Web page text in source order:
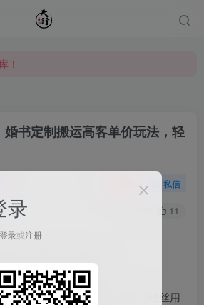
！
书定制搬运高客单价玩法，轻
私信
11
书定制高客单价玩法》
面发布婚书定制的笔记，吸引粉丝用
录
录或注册